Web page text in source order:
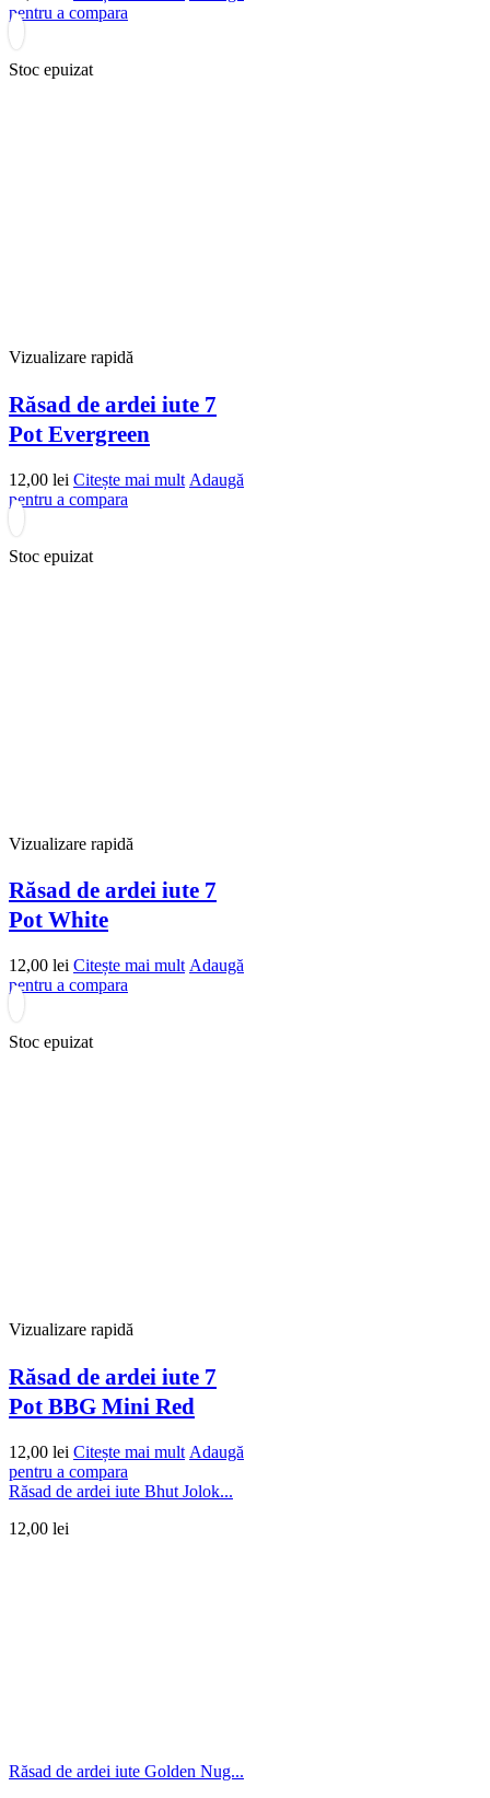
pentru a compara
Stoc epuizat
Vizualizare rapidă
Răsad de ardei iute 7
Pot Evergreen
12,00 lei Citește mai mult Adaugă
pentru a compara
Stoc epuizat
Vizualizare rapidă
Răsad de ardei iute 7
Pot White
12,00 lei Citește mai mult Adaugă
pentru a compara
Stoc epuizat
Vizualizare rapidă
Răsad de ardei iute 7
Pot BBG Mini Red
12,00 lei Citește mai mult Adaugă
pentru a compara
Răsad de ardei iute Bhut Jolok...
12,00 lei
Răsad de ardei iute Golden Nug...